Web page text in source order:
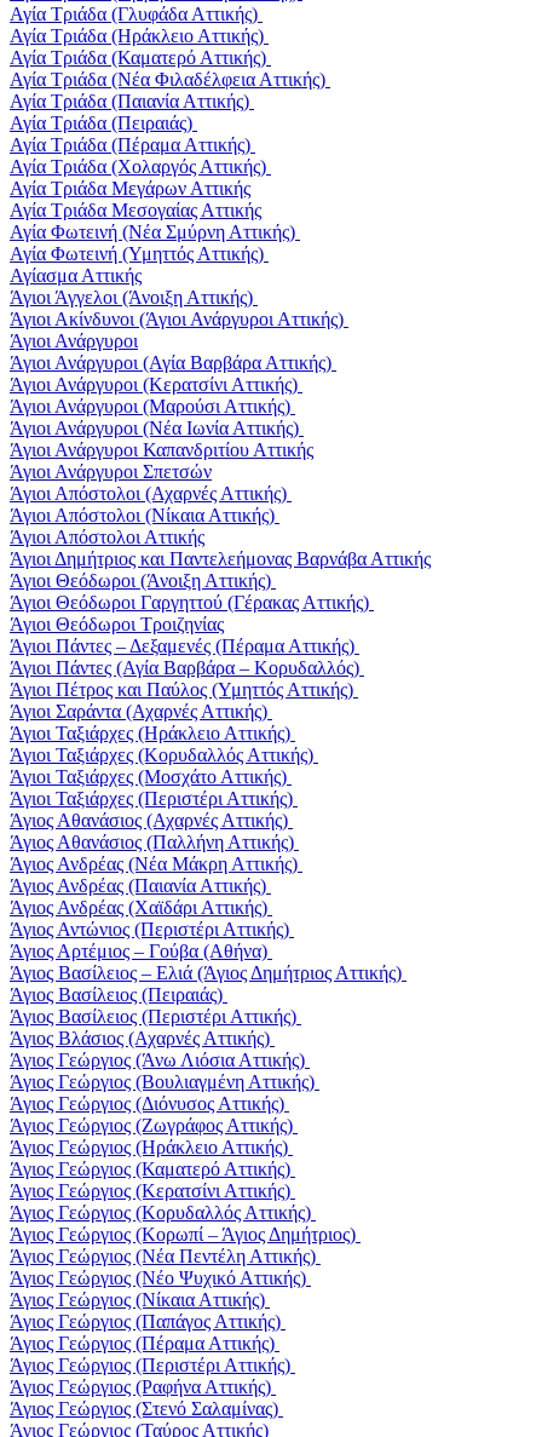
Αγία Τριάδα (Γλυφάδα Αττικής)
Αγία Τριάδα (Ηράκλειο Αττικής)
Αγία Τριάδα (Καματερό Αττικής)
Αγία Τριάδα (Νέα Φιλαδέλφεια Αττικής)
Αγία Τριάδα (Παιανία Αττικής)
Αγία Τριάδα (Πειραιάς)
Αγία Τριάδα (Πέραμα Αττικής)
Αγία Τριάδα (Χολαργός Αττικής)
Αγία Τριάδα Μεγάρων Αττικής
Αγία Τριάδα Μεσογαίας Αττικής
Αγία Φωτεινή (Νέα Σμύρνη Αττικής)
Αγία Φωτεινή (Υμηττός Αττικής)
Αγίασμα Αττικής
Άγιοι Άγγελοι (Άνοιξη Αττικής)
Άγιοι Ακίνδυνοι (Άγιοι Ανάργυροι Αττικής)
Άγιοι Ανάργυροι
Άγιοι Ανάργυροι (Αγία Βαρβάρα Αττικής)
Άγιοι Ανάργυροι (Κερατσίνι Αττικής)
Άγιοι Ανάργυροι (Μαρούσι Αττικής)
Άγιοι Ανάργυροι (Νέα Ιωνία Αττικής)
Άγιοι Ανάργυροι Καπανδριτίου Αττικής
Άγιοι Ανάργυροι Σπετσών
Άγιοι Απόστολοι (Αχαρνές Αττικής)
Άγιοι Απόστολοι (Νίκαια Αττικής)
Άγιοι Απόστολοι Αττικής
Άγιοι Δημήτριος και Παντελεήμονας Βαρνάβα Αττικής
Άγιοι Θεόδωροι (Άνοιξη Αττικής)
Άγιοι Θεόδωροι Γαργηττού (Γέρακας Αττικής)
Άγιοι Θεόδωροι Τροιζηνίας
Άγιοι Πάντες – Δεξαμενές (Πέραμα Αττικής)
Άγιοι Πάντες (Αγία Βαρβάρα – Κορυδαλλός)
Άγιοι Πέτρος και Παύλος (Υμηττός Αττικής)
Άγιοι Σαράντα (Αχαρνές Αττικής)
Άγιοι Ταξιάρχες (Ηράκλειο Αττικής)
Άγιοι Ταξιάρχες (Κορυδαλλός Αττικής)
Άγιοι Ταξιάρχες (Μοσχάτο Αττικής)
Άγιοι Ταξιάρχες (Περιστέρι Αττικής)
Άγιος Αθανάσιος (Αχαρνές Αττικής)
Άγιος Αθανάσιος (Παλλήνη Αττικής)
Άγιος Ανδρέας (Νέα Μάκρη Αττικής)
Άγιος Ανδρέας (Παιανία Αττικής)
Άγιος Ανδρέας (Χαϊδάρι Αττικής)
Άγιος Αντώνιος (Περιστέρι Αττικής)
Άγιος Αρτέμιος – Γούβα (Αθήνα)
Άγιος Βασίλειος – Ελιά (Άγιος Δημήτριος Αττικής)
Άγιος Βασίλειος (Πειραιάς)
Άγιος Βασίλειος (Περιστέρι Αττικής)
Άγιος Βλάσιος (Αχαρνές Αττικής)
Άγιος Γεώργιος (Άνω Λιόσια Αττικής)
Άγιος Γεώργιος (Βουλιαγμένη Αττικής)
Άγιος Γεώργιος (Διόνυσος Αττικής)
Άγιος Γεώργιος (Ζωγράφος Αττικής)
Άγιος Γεώργιος (Ηράκλειο Αττικής)
Άγιος Γεώργιος (Καματερό Αττικής)
Άγιος Γεώργιος (Κερατσίνι Αττικής)
Άγιος Γεώργιος (Κορυδαλλός Αττικής)
Άγιος Γεώργιος (Κορωπί – Άγιος Δημήτριος)
Άγιος Γεώργιος (Νέα Πεντέλη Αττικής)
Άγιος Γεώργιος (Νέο Ψυχικό Αττικής)
Άγιος Γεώργιος (Νίκαια Αττικής)
Άγιος Γεώργιος (Παπάγος Αττικής)
Άγιος Γεώργιος (Πέραμα Αττικής)
Άγιος Γεώργιος (Περιστέρι Αττικής)
Άγιος Γεώργιος (Ραφήνα Αττικής)
Άγιος Γεώργιος (Στενό Σαλαμίνας)
Άγιος Γεώργιος (Ταύρος Αττικής)